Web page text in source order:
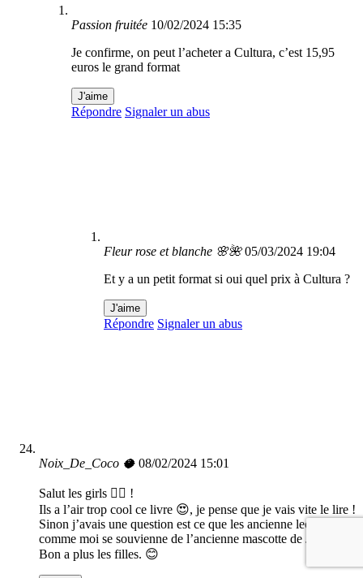
Passion fruitée 10/02/2024 15:35
Je confirme, on peut l’acheter a Cultura, c’est 15,95
euros le grand format
J'aime
Répondre Signaler un abus
Fleur rose et blanche 🌸🌺 05/03/2024 19:04
Et y a un petit format si oui quel prix à Cultura ?
J'aime
Répondre Signaler un abus
Noix_De_Coco 🥥 08/02/2024 15:01
Salut les girls 👯‍♀️ !
Ils a l’air trop cool ce livre 😍, je pense que je vais vite le lire !
Sinon j’avais une question est ce que les ancienne lectrice
comme moi se souvienne de l’ancienne mascotte de Julie ?
Bon a plus les filles. 😊